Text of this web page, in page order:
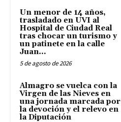
Un menor de 14 años,
trasladado en UVI al
Hospital de Ciudad Real
tras chocar un turismo y
un patinete en la calle
Juan...
5 de agosto de 2026
Almagro se vuelca con la
Virgen de las Nieves en
una jornada marcada por
la devoción y el relevo en
la Diputación